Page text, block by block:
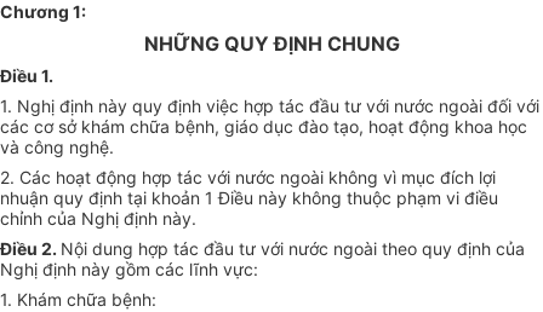
Chương 1:
NHỮNG QUY ĐỊNH CHUNG
Điều 1.
1. Nghị định này quy định việc hợp tác đầu tư với nước ngoài đối với
các cơ sở khám chữa bệnh, giáo dục đào tạo, hoạt động khoa học
và công nghệ.
2. Các hoạt động hợp tác với nước ngoài không vì mục đích lợi
nhuận quy định tại khoản 1 Điều này không thuộc phạm vi điều
chỉnh của Nghị định này.
Điều 2. Nội dung hợp tác đầu tư với nước ngoài theo quy định của
Nghị định này gồm các lĩnh vực:
1. Khám chữa bệnh: